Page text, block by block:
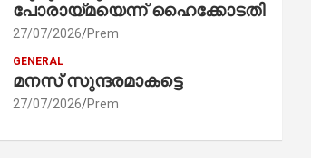
പോരായ്മയെന്ന് ഹൈക്കോടതി
27/07/2026 Prem
GENERAL
മനസ് സുന്ദരമാകട്ടെ
27/07/2026 Prem